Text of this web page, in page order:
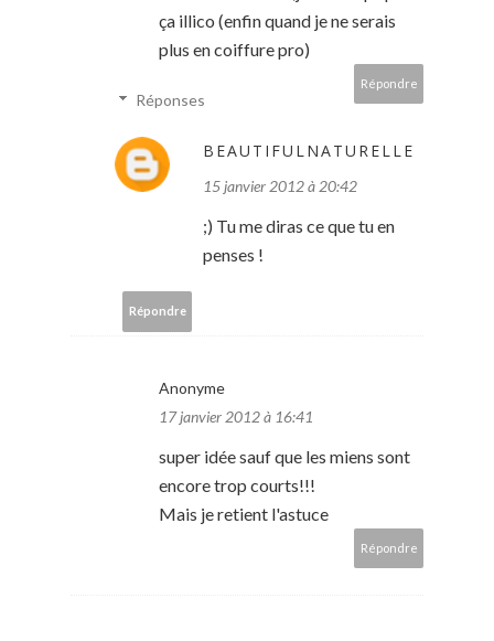
ça illico (enfin quand je ne serais
plus en coiffure pro)
Répondre
Réponses
BEAUTIFULNATURELLE
15 janvier 2012 à 20:42
;) Tu me diras ce que tu en
penses !
Répondre
Anonyme
17 janvier 2012 à 16:41
super idée sauf que les miens sont
encore trop courts!!!
Mais je retient l'astuce
Répondre